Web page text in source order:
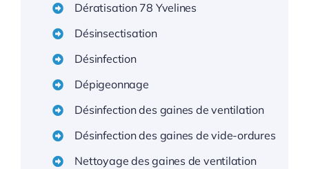
Dératisation 78 Yvelines
Désinsectisation
Désinfection
Dépigeonnage
Désinfection des gaines de ventilation
Désinfection des gaines de vide-ordures
Nettoyage des gaines de ventilation